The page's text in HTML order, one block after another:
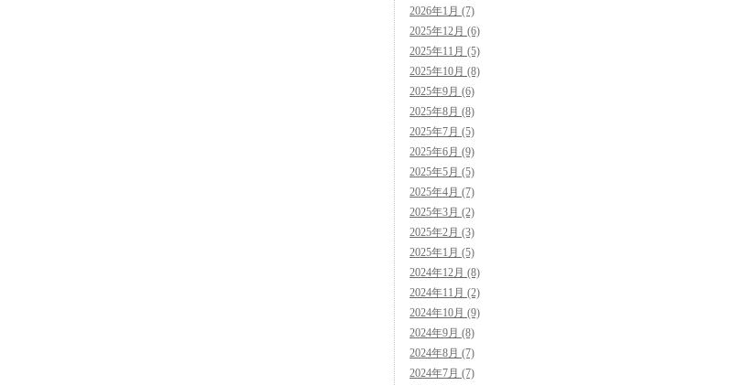
2026年1月 (7)
2025年12月 (6)
2025年11月 (5)
2025年10月 (8)
2025年9月 (6)
2025年8月 (8)
2025年7月 (5)
2025年6月 (9)
2025年5月 (5)
2025年4月 (7)
2025年3月 (2)
2025年2月 (3)
2025年1月 (5)
2024年12月 (8)
2024年11月 (2)
2024年10月 (9)
2024年9月 (8)
2024年8月 (7)
2024年7月 (7)